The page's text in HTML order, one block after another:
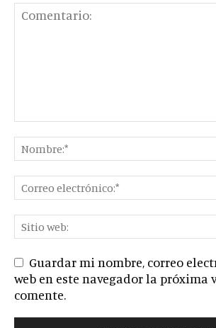
Guardar mi nombre, correo
web en este navegador la próxima
comente.